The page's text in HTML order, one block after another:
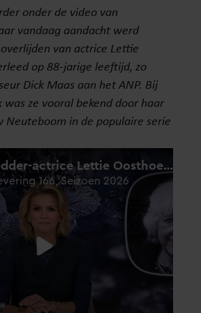
onder de video van
vandaag aandacht werd
van actrice Lettie
op 88-jarige leeftijd, zo
Dick Maas aan het ANP. Bij
ze vooral bekend door haar
Neuteboom in de populaire serie